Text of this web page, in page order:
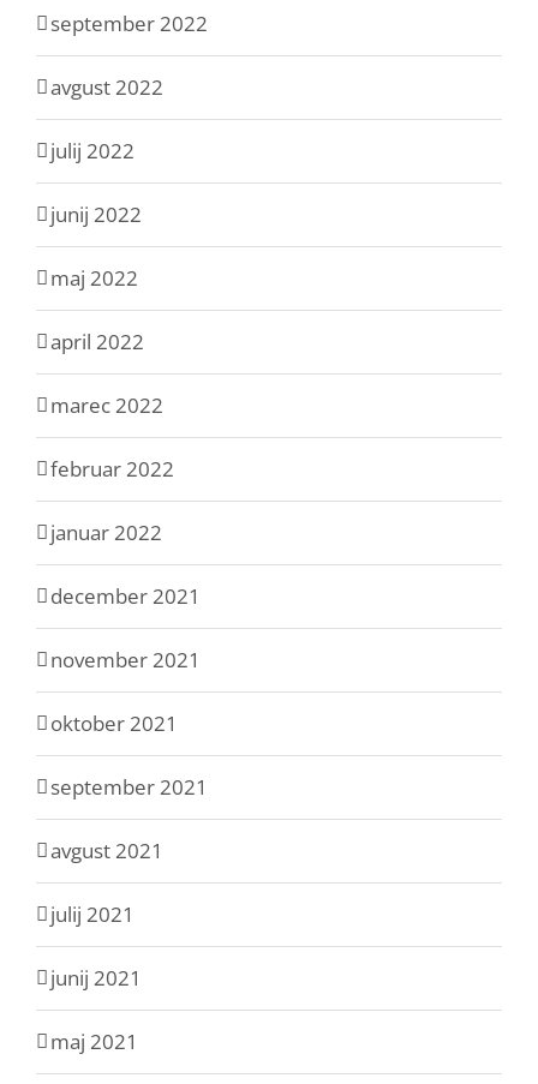
september 2022
avgust 2022
julij 2022
junij 2022
maj 2022
april 2022
marec 2022
februar 2022
januar 2022
december 2021
november 2021
oktober 2021
september 2021
avgust 2021
julij 2021
junij 2021
maj 2021